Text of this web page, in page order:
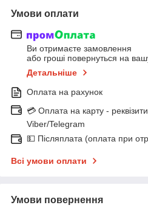
Умови оплати
Ви отримаєте замовлення
або гроші повернуться на
Детальніше
Оплата на рахунок
💳 Оплата на карту -
Viber/Telegram
💵 Післяплата (оплата при
Всі умови оплати
Умови повернення